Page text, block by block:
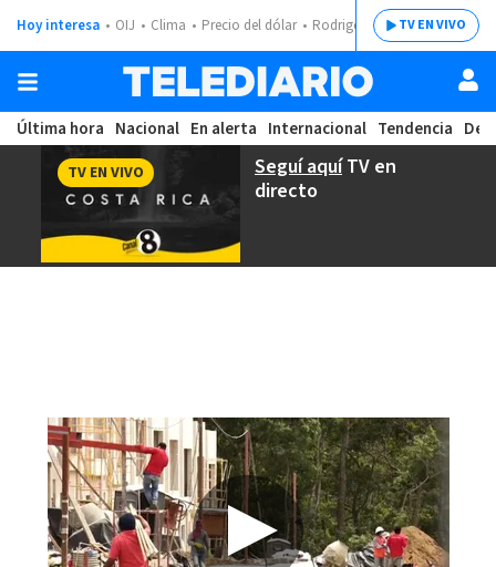
Hoy interesa OIJ Clima Precio del dólar Rodrigo ChavesTV EN VIVO
Última hora Nacional En alerta Internacional Tendencia
Seguí aquíTV en
directo
TV EN VIVO